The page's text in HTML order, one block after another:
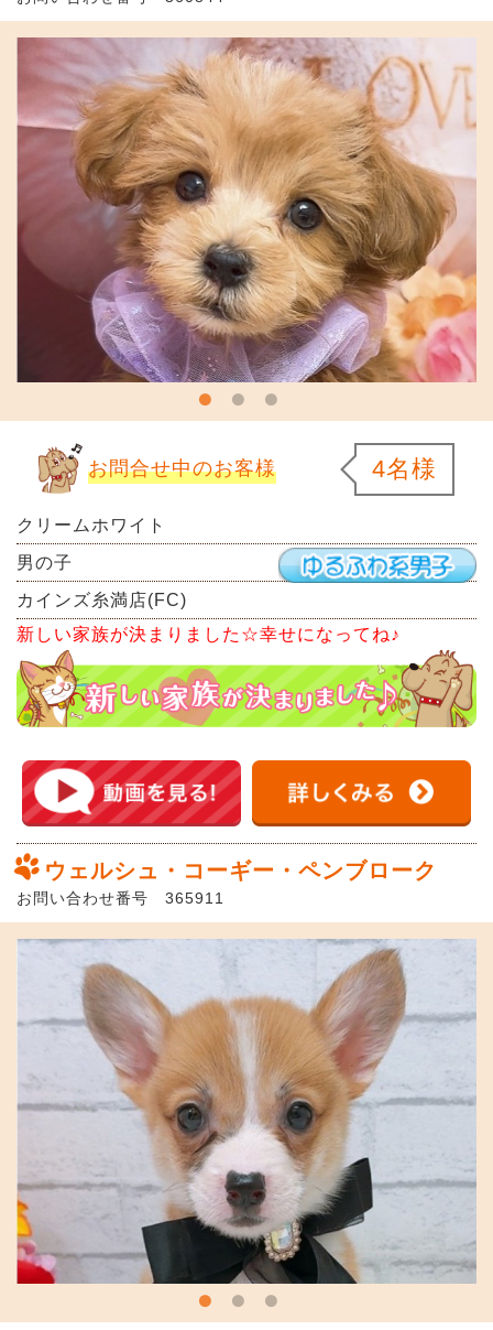
お問合せ中のお客様 4名様
クリームホワイト
男の子
カインズ糸満店(FC)
新しい家族が決まりました☆幸せになってね♪
ウェルシュ・コーギー・ペンブローク
お問い合わせ番号 365911